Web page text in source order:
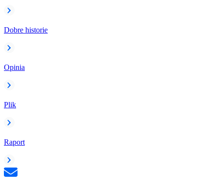
Dobre historie
Opinia
Plik
Raport